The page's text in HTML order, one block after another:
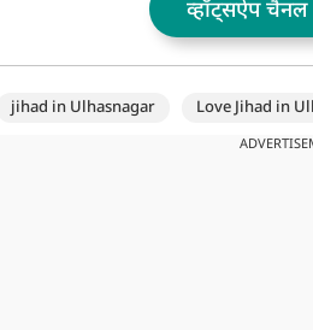
व्हॉट्सऐप
jihad in Ulhasnagar Love Jihad in